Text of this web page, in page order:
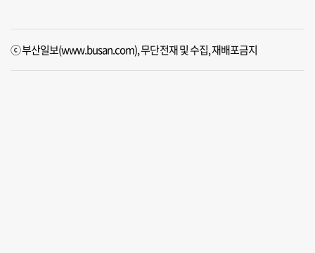
ⓒ 부산일보(www.busan.com), 무단전재 및 수집, 재배포금지